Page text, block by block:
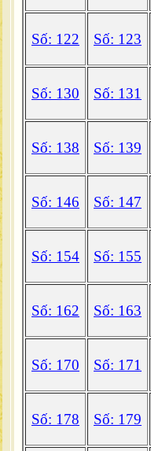
Số: 122 Số: 123
Số: 130 Số: 131
Số: 138 Số: 139
Số: 146 Số: 147
Số: 154 Số: 155
Số: 162 Số: 163
Số: 170 Số: 171
Số: 178 Số: 179